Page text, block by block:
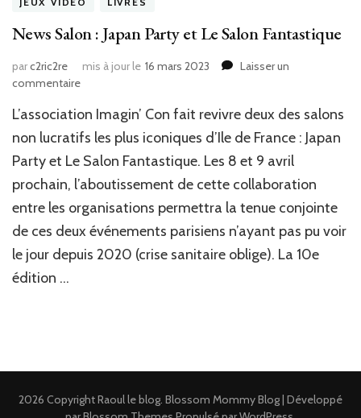
JEUX VIDÉO LIVRES
News Salon : Japan Party et Le Salon Fantastique
parc2ric2re mis à jour le 16 mars 2023
Laisser un
commentairesur
Salon
:
Party
et
Salon
Fantastique
L’association Imagin’ Con fait revivre deux des salons
non lucratifs les plus iconiques d’Ile de France : Japan
Party et Le Salon Fantastique. Les 8 et 9 avril
prochain, l’aboutissement de cette collaboration
entre les organisations permettra la tenue conjointe
de ces deux événements parisiens n’ayant pas pu voir
le jour depuis 2020 (crise sanitaire oblige). La 10e
édition …
2026 CopyrightRaoul le blog Blossom Mommy Blog | Développé